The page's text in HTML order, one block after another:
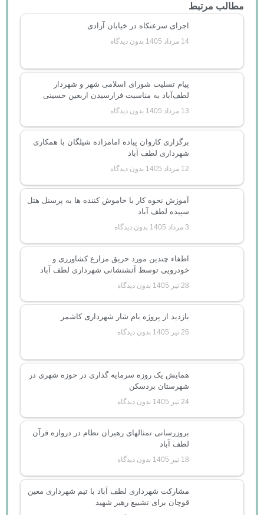
مطالب مرتبط
اجرای سرعتکاه در خیابان آزادی
14 مرداد 1405 بدون دیدگاه
پیام تسلیت شورای اسلامی شهر و شهردار
لطف‌آباد به مناسبت فرارسیدن اربعین حسینی
13 مرداد 1405 بدون دیدگاه
برگزاری کاروان پیاده امامزاده شیلگان با همکاری
شهرداری لطف آباد
12 مرداد 1405 بدون دیدگاه
آموزش نحوه کار با خاموش کننده ها به پرسنل هتل
سپیده لطف آباد
3 مرداد 1405 بدون دیدگاه
اطفاء چندین مورد حریق مزارع کشاورزی و
خودرویی توسط آتشنشانی شهرداری لطف آباد
28 تیر 1405 بدون دیدگاه
بازدید از پروژه بام شار شهرداری کاشمر
26 تیر 1405 بدون دیدگاه
همایش یک روزه سرمایه گذاری در حوزه شهری در
شهرستان بردسکن
24 تیر 1405 بدون دیدگاه
بروزرسانی تمثالهای رهبران نظام در دروازه قرآن
لطف آباد
18 تیر 1405 بدون دیدگاه
مشارکت شهرداری لطف آباد با تیم شهرداری معین
قوچان برای تشییع رهبر شهید